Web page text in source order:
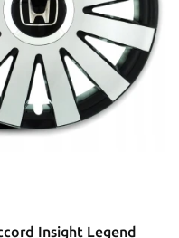
Insight Legend